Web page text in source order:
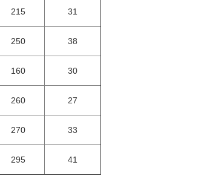
215 31
250 38
160 30
260 27
270 33
295 41